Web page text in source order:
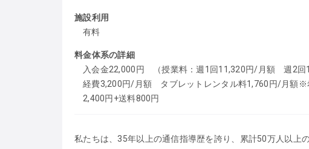
施設利用
有料
料金体系の詳細
入会金22,000円 （授業料：週1回11,320円/月額 週2
経費3,200円/月額 タブレットレンタル料1,760円/月額※
2,400円+送料800円
私たちは、35年以上の通信指導歴を誇り、累計50万人以上